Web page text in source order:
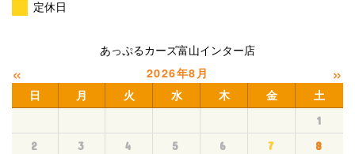
定休日
あっぷるカーズ富山インター店
« 2026年8月 »
日 月 火 水 木 金 土
1
2
3 4 5 6 7
8